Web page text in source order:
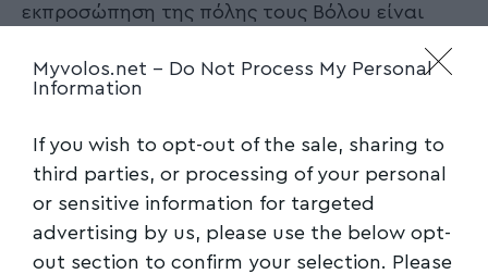
Myvolos.net - Do Not Process My Personal
Information
If you wish to opt-out of the sale, sharing to
third parties, or processing of your personal
or sensitive information for targeted
advertising by us, please use the below opt-
out section to confirm your selection. Please
εκπροσώπηση της πόλης τους Βόλου είναι
αφορά όλους.
Την Κυριακή 24 Οκτωβρίου λοιπόν,
συμμετέχουμε αποφασίζουμε,
συνδιαμορφώνουμε.
Γιατί η απόφαση για το αύριο μας είναι στο